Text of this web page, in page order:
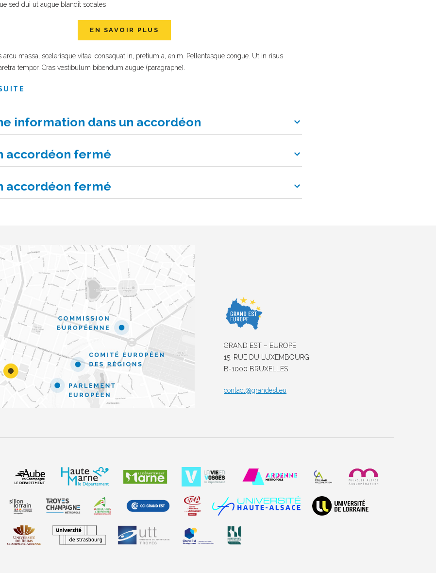
sed dui ut augue blandit sodales
EN SAVOIR PLUS
arcu massa, scelerisque vitae, consequat in, pretium a, enim. Pellentesque congue. Ut in risus
tempor. Cras vestibulum bibendum augue (paragraphe).
information dans un accordéon
accordéon fermé
accordéon fermé
GRAND EST – EUROPE
15, RUE DU LUXEMBOURG
B-1000 BRUXELLES
contact@grandest.eu